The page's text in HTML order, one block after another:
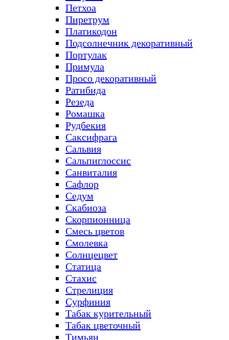
Петхоа
Пиретрум
Платикодон
Подсолнечник декоративный
Портулак
Примула
Просо декоративный
Ратибида
Резеда
Ромашка
Рудбекия
Саксифрага
Сальвия
Сальпиглоссис
Санвиталия
Сафлор
Седум
Скабиоза
Скорпионница
Смесь цветов
Смолевка
Солнцецвет
Статица
Стахис
Стрелиция
Сурфиния
Табак курительный
Табак цветочный
Тимьян